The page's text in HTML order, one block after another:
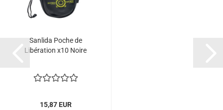
Sanlida Poche de
Libération x10 Noire
15,87 EUR